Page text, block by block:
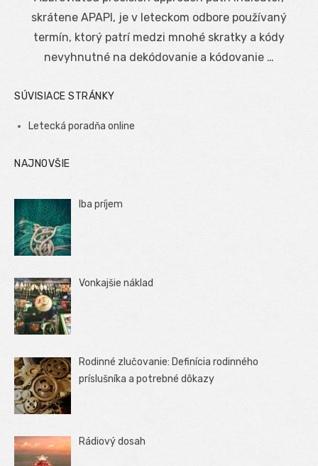
skrátene APAPI, je v leteckom odbore používaný
termín, ktorý patrí medzi mnohé skratky a kódy
nevyhnutné na dekódovanie a kódovanie …
SÚVISIACE STRÁNKY
Letecká poradňa online
NAJNOVŠIE
Iba príjem
Vonkajšie náklad
Rodinné zlučovanie: Definícia rodinného
príslušníka a potrebné dôkazy
Rádiový dosah